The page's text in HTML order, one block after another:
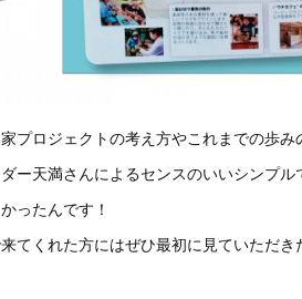
プロジェクトの考え方やこれまでの歩み
ー天満さんによるセンスのいいシンプル
ったんです！
てくれた方にはぜひ最初に見ていただき